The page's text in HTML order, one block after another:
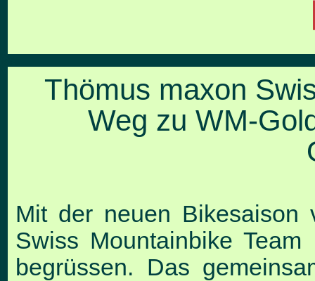
Thömus maxon
Weg zu WM-
Mit der neuen
Swiss Mountainbike
begrüssen. Das